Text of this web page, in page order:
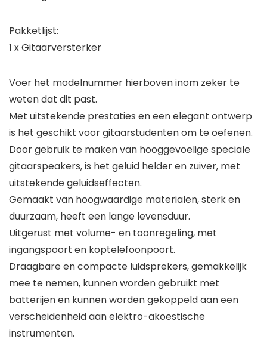
Pakketlijst:
1 x Gitaarversterker
Voer het modelnummer hierboven inom zeker te
weten dat dit past.
Met uitstekende prestaties en een elegant ontwerp
is het geschikt voor gitaarstudenten om te oefenen.
Door gebruik te maken van hooggevoelige speciale
gitaarspeakers, is het geluid helder en zuiver, met
uitstekende geluidseffecten.
Gemaakt van hoogwaardige materialen, sterk en
duurzaam, heeft een lange levensduur.
Uitgerust met volume- en toonregeling, met
ingangspoort en koptelefoonpoort.
Draagbare en compacte luidsprekers, gemakkelijk
mee te nemen, kunnen worden gebruikt met
batterijen en kunnen worden gekoppeld aan een
verscheidenheid aan elektro-akoestische
instrumenten.